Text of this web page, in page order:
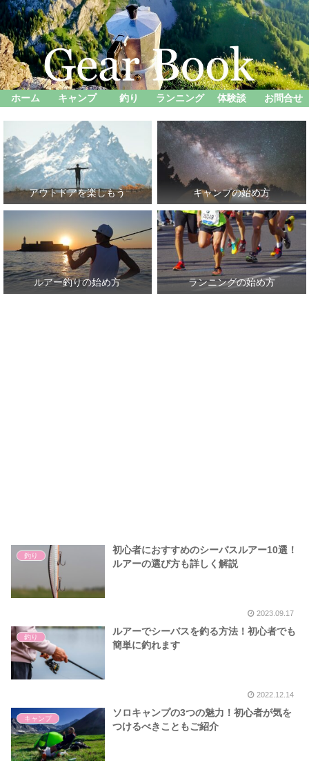
ホーム キャンプ 釣り ランニング 体験談 お問合せ
アウトドアを楽しもう キャンプの始め方
ルアー釣りの始め方 ランニングの始め方
釣り
初心者におすすめのシーバスルアー10選！
ルアーの選び方も詳しく解説
2023.09.17
釣り
ルアーでシーバスを釣る方法！初心者でも
簡単に釣れます
2022.12.14
キャンプ
ソロキャンプの3つの魅力！初心者が気を
つけるべきこともご紹介